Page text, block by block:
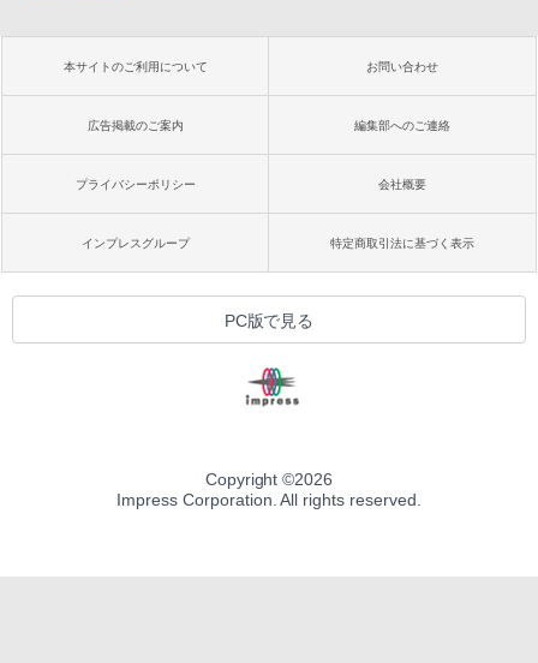
本サイトのご利用について お問い合わせ
広告掲載のご案内 編集部へのご連絡
プライバシーポリシー 会社概要
インプレスグループ 特定商取引法に基づく表示
PC版で見る
Copyright ©2026
Impress Corporation. All rights reserved.